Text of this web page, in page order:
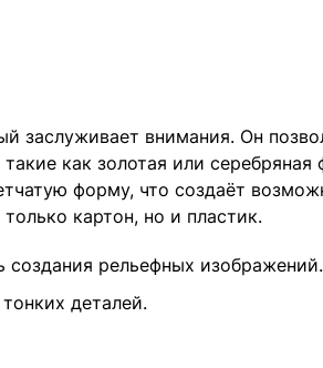
заслуживает внимания. Он
как золотая или серебряная
форму, что создаёт
картон, но и пластик.
создания рельефных изображений.
деталей.